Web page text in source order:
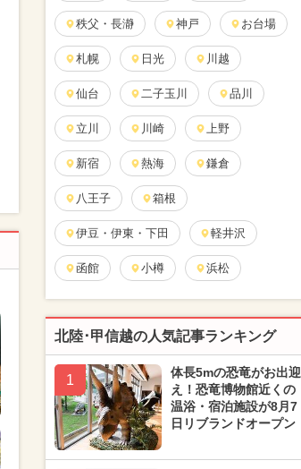
秩父・長瀞 神戸 お台場
札幌 日光 川越
仙台 二子玉川 品川
立川 川崎 上野
新宿 熱海 鎌倉
八王子 箱根
伊豆・伊東・下田 軽井沢
函館 小樽 浜松
北陸･甲信越の人気記事ランキング
1
体長5mの恐竜がお出迎
え！恐竜博物館近くの
温浴・宿泊施設が8月7
日リブランドオープン